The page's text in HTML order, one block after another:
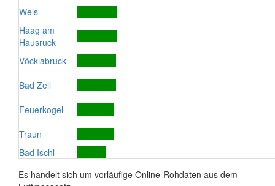
Wels
Haag am
Hausruck
Vöcklabruck
Bad Zell
Feuerkogel
Traun
Bad Ischl
Es handelt sich um vorläufige Online-Rohdaten aus dem